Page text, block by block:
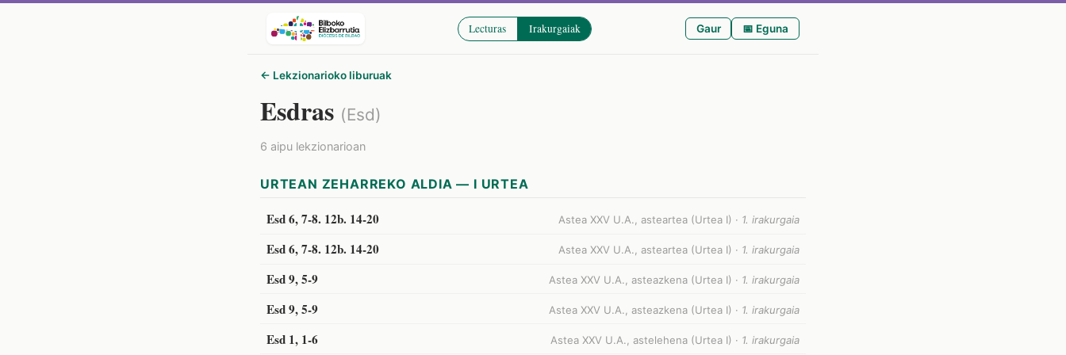
Lecturas Irakurgaiak Gaur 📅 Eguna
← Lekzionarioko liburuak
Esdras (Esd)
6 aipu lekzionarioan
URTEAN ZEHARREKO ALDIA — I URTEA
Esd 6, 7-8. 12b. 14-20 Astea XXV U.A., asteartea (Urtea I) · 1. irakurgaia
Esd 6, 7-8. 12b. 14-20 Astea XXV U.A., asteartea (Urtea I) · 1. irakurgaia
Esd 9, 5-9 Astea XXV U.A., asteazkena (Urtea I) · 1. irakurgaia
Esd 9, 5-9 Astea XXV U.A., asteazkena (Urtea I) · 1. irakurgaia
Esd 1, 1-6 Astea XXV U.A., astelehena (Urtea I) · 1. irakurgaia